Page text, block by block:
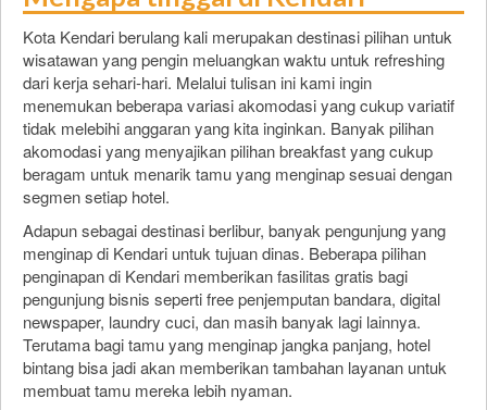
Kota Kendari berulang kali merupakan destinasi pilihan untuk
wisatawan yang pengin meluangkan waktu untuk refreshing
dari kerja sehari-hari. Melalui tulisan ini kami ingin
menemukan beberapa variasi akomodasi yang cukup variatif
tidak melebihi anggaran yang kita inginkan. Banyak pilihan
akomodasi yang menyajikan pilihan breakfast yang cukup
beragam untuk menarik tamu yang menginap sesuai dengan
segmen setiap hotel.
Adapun sebagai destinasi berlibur, banyak pengunjung yang
menginap di Kendari untuk tujuan dinas. Beberapa pilihan
penginapan di Kendari memberikan fasilitas gratis bagi
pengunjung bisnis seperti free penjemputan bandara, digital
newspaper, laundry cuci, dan masih banyak lagi lainnya.
Terutama bagi tamu yang menginap jangka panjang, hotel
bintang bisa jadi akan memberikan tambahan layanan untuk
membuat tamu mereka lebih nyaman.